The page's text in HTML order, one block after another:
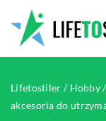
Lifetostiler / Hobby/
akcesoria do